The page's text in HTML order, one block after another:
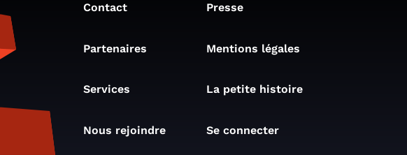
Contact Presse
Partenaires Mentions légales
Services La petite histoire
Nous rejoindre Se connecter